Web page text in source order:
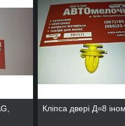
Кліпса двері Д=8